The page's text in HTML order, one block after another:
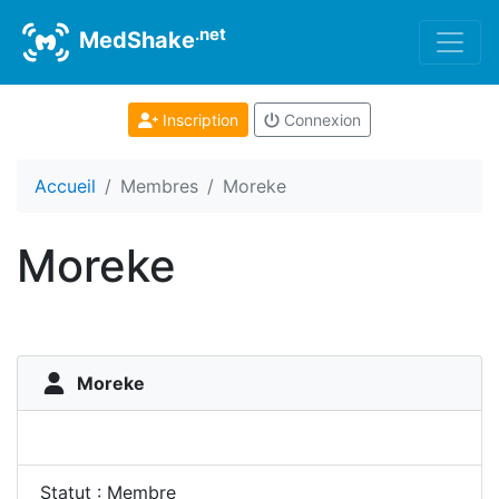
MedShake.net
Inscription Connexion
Accueil Membres Moreke
Moreke
Moreke
Statut : Membre